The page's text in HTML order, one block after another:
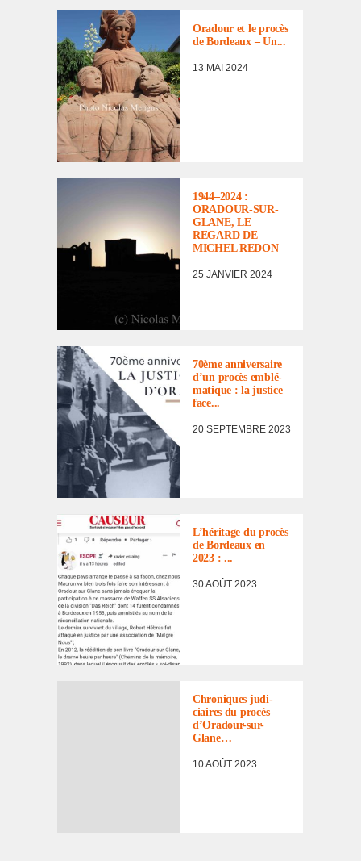
D'HUMEUR ,
PROCÈS DE
BORDEAUX
Oradour et le procès
de Bordeaux – Un...
13 MAI 2024
ACTUALITÉ ,
L'APRÈS-
GUERRE ,
PROCÈS DE
BORDEAUX
1944–2024 :
ORADOUR-SUR-
GLANE, LE
REGARD DE
MICHEL REDON
25 JANVIER 2024
À NOTER DANS
L'AGENDA ,
70ème anni­ver­saire
d’un procès emblé­
ma­tique : la justice
face...
20 SEPTEMBRE 2023
ACTUALITÉ
OPINION
L’hé­ri­tage du procès
de Bordeaux en
2023 : ...
30 AOÛT 2023
Chro­niques judi­
ciaires du procès
d’Ora­dour-sur-
Glane…
10 AOÛT 2023